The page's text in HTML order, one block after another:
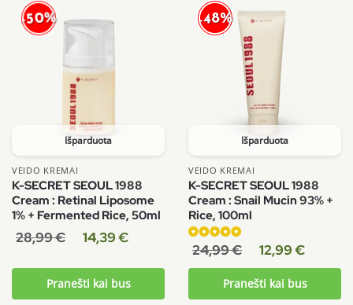
-50%
Išparduota
VEIDO KREMAI
K-SECRET SEOUL 1988
Cream : Retinal Liposome
1% + Fermented Rice, 50ml
28,99€ 14,39€
Pranešti kai bus
-48%
Išparduota
VEIDO KREMAI
K-SECRET SEOUL 1988
Cream : Snail Mucin 93% +
Rice, 100ml
Įvertinimas:
24,99€ 12,99€
Pranešti kai bus